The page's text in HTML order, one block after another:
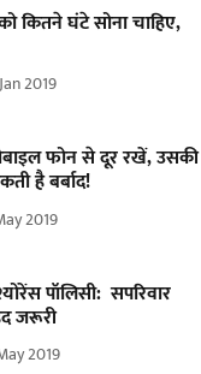
कितने घंटे सोना चाहिए,
2019
फोन से दूर रखें, उसकी
है बर्बाद!
2019
पॉलिसी: सपरिवार
जरूरी
2019